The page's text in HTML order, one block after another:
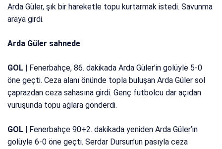
Arda Güler, şık bir hareketle topu kurtarmak istedi. Savunma
araya girdi.
Arda Güler sahnede
GOL | Fenerbahçe, 86. dakikada Arda Güler’in golüyle 5-0
öne geçti. Ceza alanı önünde topla buluşan Arda Güler sol
çaprazdan ceza sahasına girdi. Genç futbolcu dar açıdan
vuruşunda topu ağlara gönderdi.
GOL | Fenerbahçe 90+2. dakikada yeniden Arda Güler’in
golüyle 6-0 öne geçti. Serdar Dursun’un pasıyla ceza